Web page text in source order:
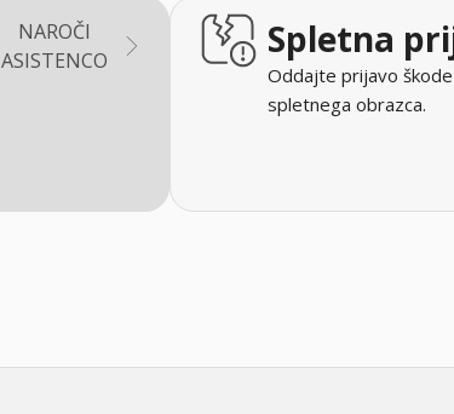
NAROČI
ASISTENCO
Spletna
Oddajte prijavo
spletnega obrazca.